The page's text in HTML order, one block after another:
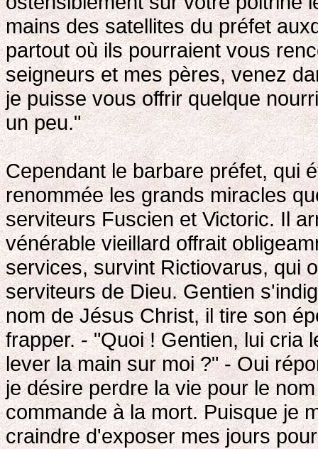
mains des satellites du préfet
partout où ils pourraient vous
seigneurs et mes pères, venez
je puisse vous offrir quelque
un peu."
Cependant le barbare préfet, qui
renommée les grands miracles
serviteurs Fuscien et Victoric. Il
vénérable vieillard offrait
services, survint Rictiovarus, qui
serviteurs de Dieu. Gentien
nom de Jésus Christ, il tire son
frapper. - "Quoi ! Gentien, lui cria
lever la main sur moi ?" - Oui
je désire perdre la vie pour le
commande à la mort. Puisque je
craindre d'exposer mes jours